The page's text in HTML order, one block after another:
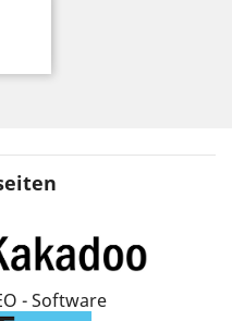
- Software